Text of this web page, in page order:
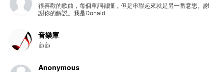
很喜歡的歌曲，每個單詞都懂，但是串聯起來就是另一番意思。謝
謝你的解説。我是Donald
音樂庫
👍👍
Anonymous